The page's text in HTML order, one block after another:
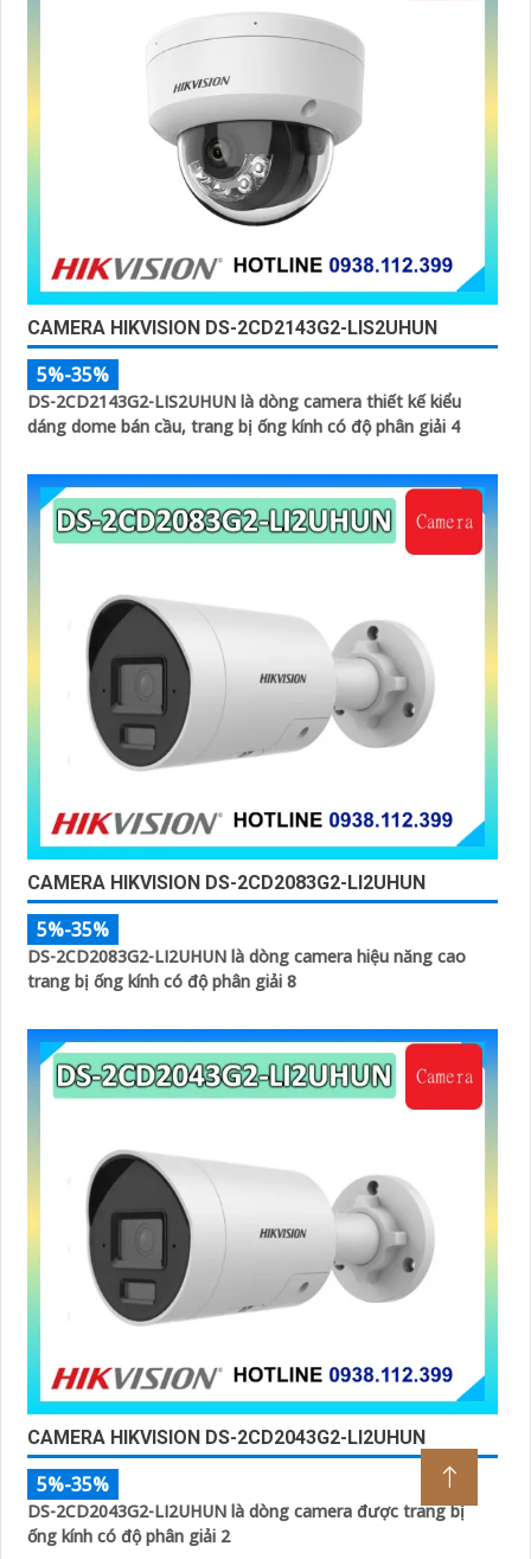
CAMERA HIKVISION DS-2CD2143G2-LIS2UHUN
5%-35%
DS-2CD2143G2-LIS2UHUN là dòng camera thiết kế kiểu
dáng dome bán cầu, trang bị ống kính có độ phân giải 4
CAMERA HIKVISION DS-2CD2083G2-LI2UHUN
5%-35%
DS-2CD2083G2-LI2UHUN là dòng camera hiệu năng cao
trang bị ống kính có độ phân giải 8
CAMERA HIKVISION DS-2CD2043G2-LI2UHUN
5%-35%
DS-2CD2043G2-LI2UHUN là dòng camera được trang bị
ống kính có độ phân giải 2